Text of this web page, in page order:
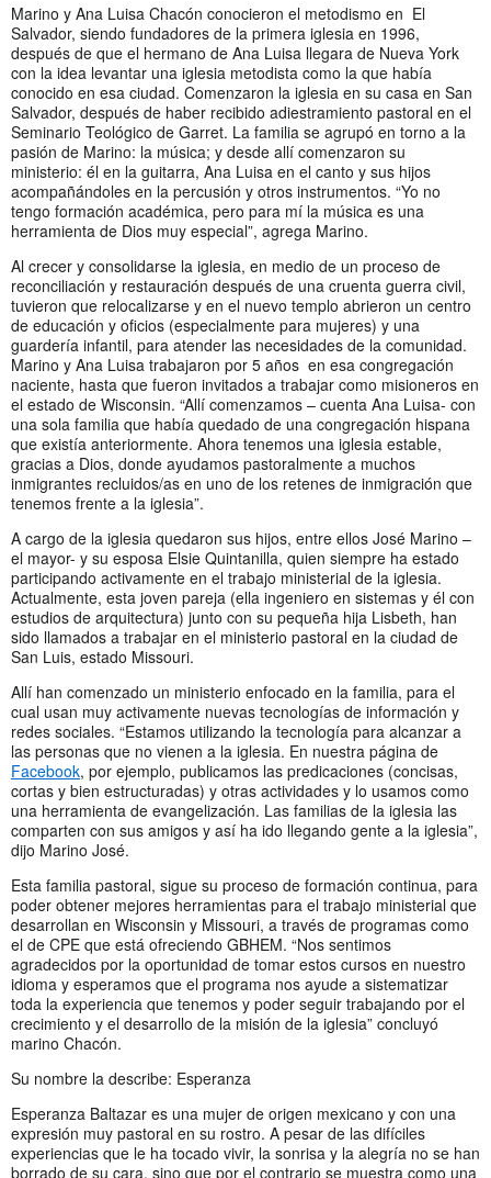
Marino y Ana Luisa Chacón conocieron el metodismo en El
Salvador, siendo fundadores de la primera iglesia en 1996,
después de que el hermano de Ana Luisa llegara de Nueva York
con la idea levantar una iglesia metodista como la que había
conocido en esa ciudad. Comenzaron la iglesia en su casa en San
Salvador, después de haber recibido adiestramiento pastoral en el
Seminario Teológico de Garret. La familia se agrupó en torno a la
pasión de Marino: la música; y desde allí comenzaron su
ministerio: él en la guitarra, Ana Luisa en el canto y sus hijos
acompañándoles en la percusión y otros instrumentos. “Yo no
tengo formación académica, pero para mí la música es una
herramienta de Dios muy especial”, agrega Marino.
Al crecer y consolidarse la iglesia, en medio de un proceso de
reconciliación y restauración después de una cruenta guerra civil,
tuvieron que relocalizarse y en el nuevo templo abrieron un centro
de educación y oficios (especialmente para mujeres) y una
guardería infantil, para atender las necesidades de la comunidad.
Marino y Ana Luisa trabajaron por 5 años en esa congregación
naciente, hasta que fueron invitados a trabajar como misioneros en
el estado de Wisconsin. “Allí comenzamos – cuenta Ana Luisa- con
una sola familia que había quedado de una congregación hispana
que existía anteriormente. Ahora tenemos una iglesia estable,
gracias a Dios, donde ayudamos pastoralmente a muchos
inmigrantes recluidos/as en uno de los retenes de inmigración que
tenemos frente a la iglesia”.
A cargo de la iglesia quedaron sus hijos, entre ellos José Marino –
el mayor- y su esposa Elsie Quintanilla, quien siempre ha estado
participando activamente en el trabajo ministerial de la iglesia.
Actualmente, esta joven pareja (ella ingeniero en sistemas y él con
estudios de arquitectura) junto con su pequeña hija Lisbeth, han
sido llamados a trabajar en el ministerio pastoral en la ciudad de
San Luis, estado Missouri.
Allí han comenzado un ministerio enfocado en la familia, para el
cual usan muy activamente nuevas tecnologías de información y
redes sociales. “Estamos utilizando la tecnología para alcanzar a
las personas que no vienen a la iglesia. En nuestra página de
Facebook, por ejemplo, publicamos las predicaciones (concisas,
cortas y bien estructuradas) y otras actividades y lo usamos como
una herramienta de evangelización. Las familias de la iglesia las
comparten con sus amigos y así ha ido llegando gente a la iglesia”,
dijo Marino José.
Esta familia pastoral, sigue su proceso de formación continua, para
poder obtener mejores herramientas para el trabajo ministerial que
desarrollan en Wisconsin y Missouri, a través de programas como
el de CPE que está ofreciendo GBHEM. “Nos sentimos
agradecidos por la oportunidad de tomar estos cursos en nuestro
idioma y esperamos que el programa nos ayude a sistematizar
toda la experiencia que tenemos y poder seguir trabajando por el
crecimiento y el desarrollo de la misión de la iglesia” concluyó
marino Chacón.
Su nombre la describe: Esperanza
Esperanza Baltazar es una mujer de origen mexicano y con una
expresión muy pastoral en su rostro. A pesar de las difíciles
experiencias que le ha tocado vivir, la sonrisa y la alegría no se han
borrado de su cara, sino que por el contrario se muestra como una